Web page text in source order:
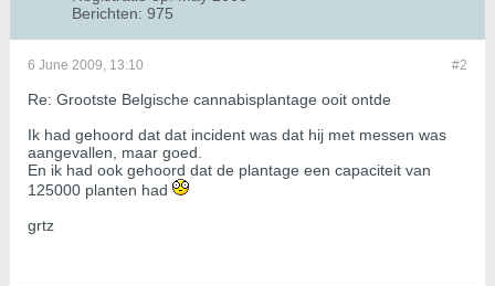
Berichten: 975
#2
6 June 2009, 13:10
Re: Grootste Belgische cannabisplantage ooit ontde
Ik had gehoord dat dat incident was dat hij met messen was
aangevallen, maar goed.
En ik had ook gehoord dat de plantage een capaciteit van
125000 planten had
grtz